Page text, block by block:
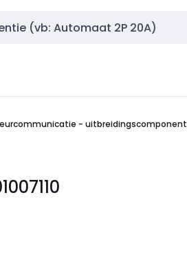
- uitbreidingscomponent